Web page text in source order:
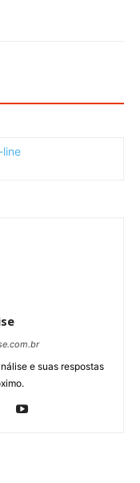
e suas respostas